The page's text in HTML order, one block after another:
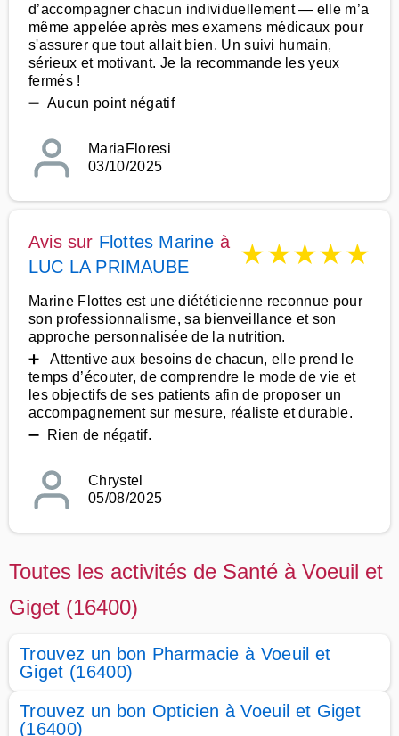
d’accompagner chacun individuellement — elle m’a
même appelée après mes examens médicaux pour
s'assurer que tout allait bien. Un suivi humain,
sérieux et motivant. Je la recommande les yeux
fermés !
➖ Aucun point négatif
MariaFloresi
03/10/2025
Avis sur Flottes Marine à
LUC LA PRIMAUBE
★★★★★
Marine Flottes est une diététicienne reconnue pour
son professionnalisme, sa bienveillance et son
approche personnalisée de la nutrition.
➕ Attentive aux besoins de chacun, elle prend le
temps d’écouter, de comprendre le mode de vie et
les objectifs de ses patients afin de proposer un
accompagnement sur mesure, réaliste et durable.
➖ Rien de négatif.
Chrystel
05/08/2025
Toutes les activités de Santé à Voeuil et
Giget (16400)
Trouvez un bon Pharmacie à Voeuil et
Giget (16400)
Trouvez un bon Opticien à Voeuil et Giget
(16400)